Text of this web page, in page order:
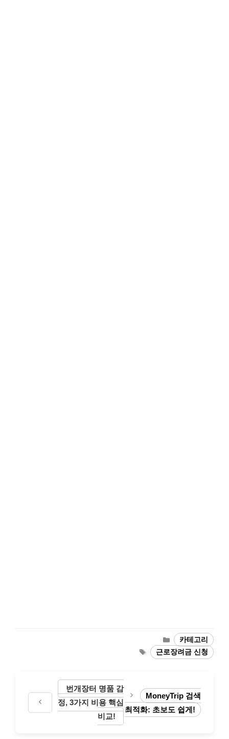
카
테
고
카테고리
태
그
근로장려금 신청
번개장터 명품 감
정, 3가지 비용 핵심
비교!
MoneyTrip 검색
최적화: 초보도 쉽게!